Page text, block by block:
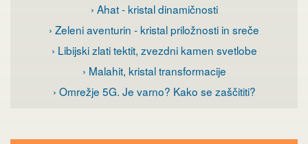
› Ahat - kristal dinamičnosti
› Zeleni aventurin - kristal priložnosti in sreče
› Libijski zlati tektit, zvezdni kamen svetlobe
› Malahit, kristal transformacije
› Omrežje 5G. Je varno? Kako se zaščititi?